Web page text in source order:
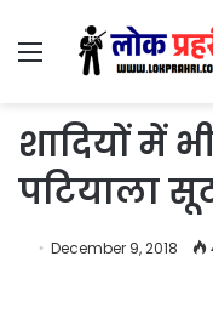
Menu
शादियों में
पटियाला
December 9, 2018